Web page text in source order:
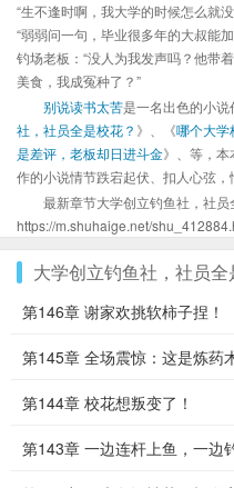
“生不逢时啊，我大学的时候怎么就
“弱弱问一句，毕业很多年的大叔能
钓场老板：“没人为我发声吗？他带
美食，我成冤种了？”
别说读书太苦是一名出色的小
社，社员全是校花？ 》、《哪个大学
是差评，老板却日进斗金》、等，
作的小说情节跌宕起伏、扣人心弦，
最新章节大学创立钓鱼社，社
https://m.shuhaige.net/
大学创立钓鱼社，社员全
第146章 谢家欢挑软柿子捏！
第145章 全场震惊：这是炼药
第144章 校花想叛变了！
第143章 一边连杆上鱼，一边